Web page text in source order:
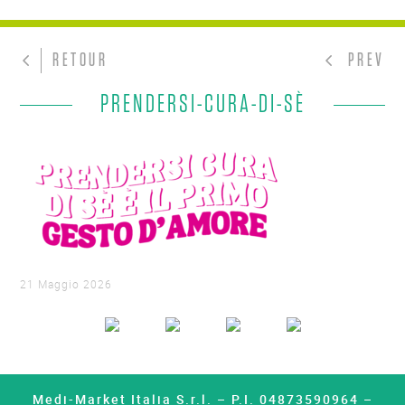
RETOUR PREV
PRENDERSI-CURA-DI-SÈ
21 Maggio 2026
Medi-Market Italia S.r.l. – P.I. 04873590964 –